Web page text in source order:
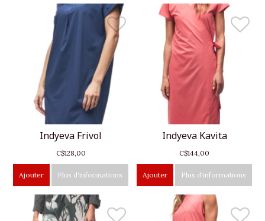
Indyeva Frivol
C$128,00
Ajouter Plus d'informations
Indyeva Kavita
C$144,00
Ajouter Plus d'informations